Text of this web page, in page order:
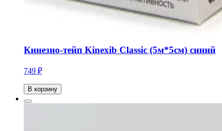
Кинезио-тейп Kinexib Classic (5м*5см) синий
749 ₽
В корзину